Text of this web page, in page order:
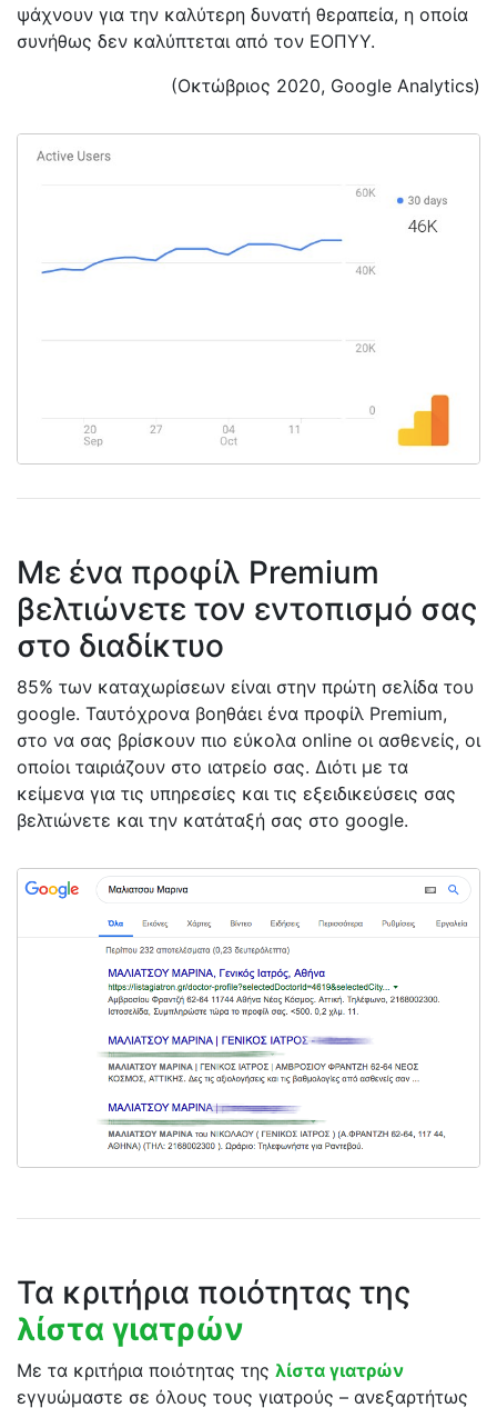
ψάχνουν για την καλύτερη δυνατή θεραπεία, η οποία
συνήθως δεν καλύπτεται από τον ΕΟΠΥΥ.
(Οκτώβριος 2020, Google Analytics)
Με ένα προφίλ Premium
βελτιώνετε τον εντοπισμό σας
στο διαδίκτυο
85% των καταχωρίσεων είναι στην πρώτη σελίδα του
google. Ταυτόχρονα βοηθάει ένα προφίλ Premium,
στο να σας βρίσκουν πιο εύκολα online οι ασθενείς, οι
οποίοι ταιριάζουν στο ιατρείο σας. Διότι με τα
κείμενα για τις υπηρεσίες και τις εξειδικεύσεις σας
βελτιώνετε και την κατάταξή σας στο google.
Τα κριτήρια ποιότητας της
λίστα γιατρών
Με τα κριτήρια ποιότητας της λίστα γιατρών
εγγυώμαστε σε όλους τους γιατρούς – ανεξαρτήτως